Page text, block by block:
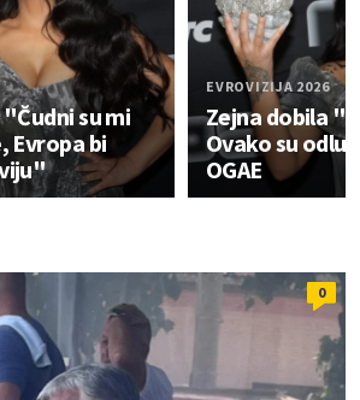
su mi
Evropa bi
EVROVIZIJA 2026
Zejna dobila
Ovako su
OGAE
0